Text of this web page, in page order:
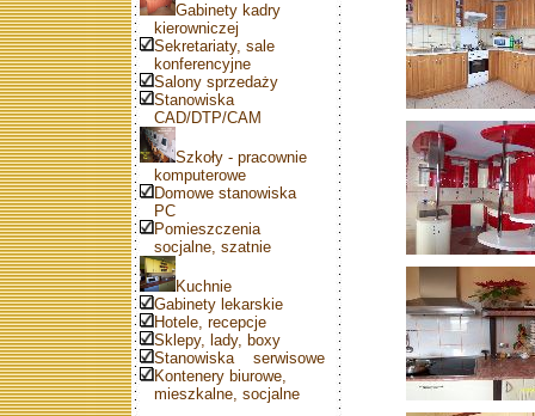
Gabinety kadry
kierowniczej
Sekretariaty, sale
konferencyjne
Salony sprzedaży
Stanowiska
CAD/DTP/CAM
Szkoły - pracownie
komputerowe
Domowe stanowiska
PC
Pomieszczenia
socjalne, szatnie
Kuchnie
Gabinety lekarskie
Hotele, recepcje
Sklepy, lady, boxy
Stanowiska serwisowe
Kontenery biurowe,
mieszkalne, socjalne